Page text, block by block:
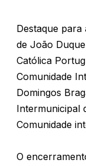
Destaque
de João
Católica
Comunidade
Domingos
Intermunicipal
Comunidade
O